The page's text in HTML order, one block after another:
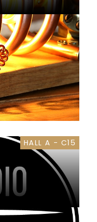
HALL A - C15